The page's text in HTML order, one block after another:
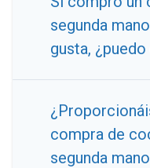
segunda
gusta,
compra de
segunda